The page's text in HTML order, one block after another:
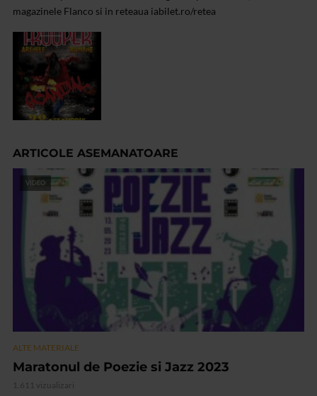
magazinele Flanco si in reteaua iabilet.ro/retea
ARTICOLE ASEMANATOARE
VIDEO
ALTE MATERIALE
Maratonul de Poezie si Jazz 2023
1.611 vizualizari